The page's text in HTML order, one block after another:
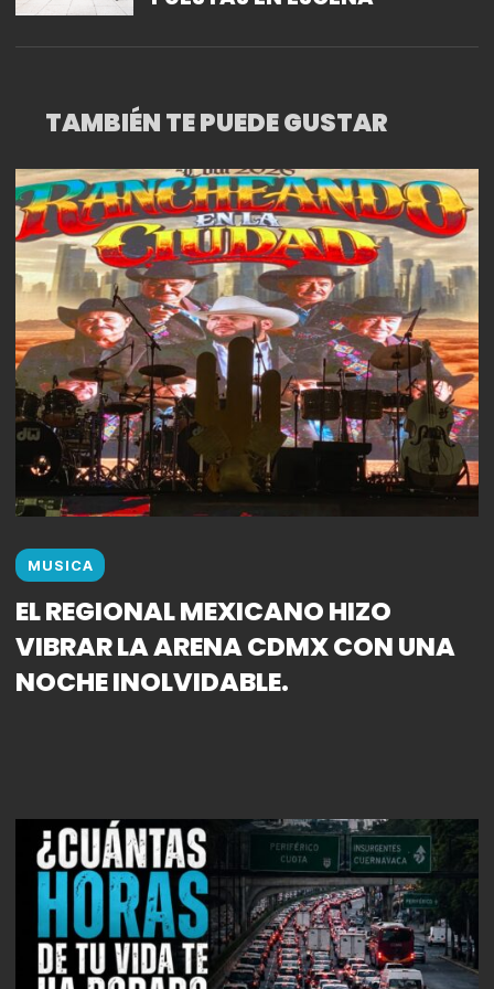
TAMBIÉN TE PUEDE GUSTAR
MUSICA
EL REGIONAL MEXICANO HIZO
VIBRAR LA ARENA CDMX CON UNA
NOCHE INOLVIDABLE.